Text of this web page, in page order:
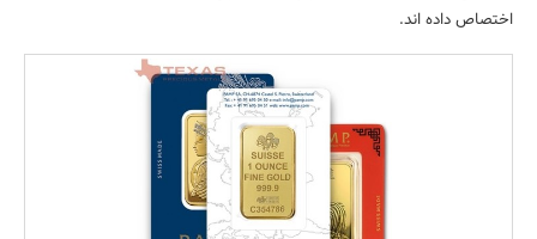
مسکن و ساختمان
اختصاص داده اند.